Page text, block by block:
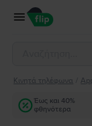
Κινητά τηλέφωνα
Έως και 40%
φθηνότερα